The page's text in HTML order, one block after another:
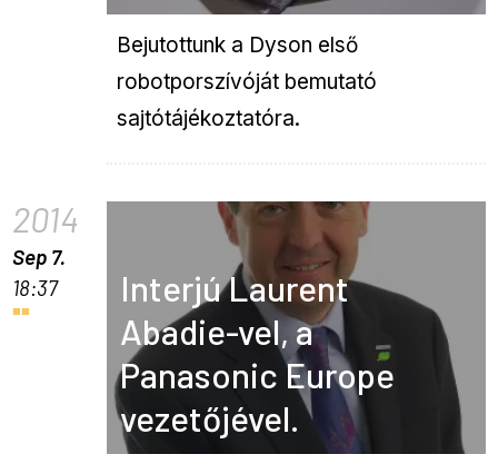
Bejutottunk a Dyson első
robotporszívóját bemutató
sajtótájékoztatóra.
2014
Sep 7.
18:37
Interjú Laurent
Abadie-vel, a
Panasonic Europe
vezetőjével.